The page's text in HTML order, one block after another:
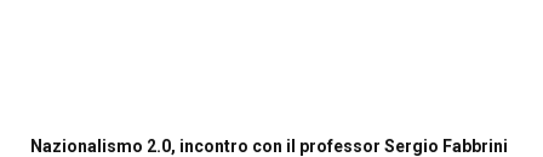
Nazionalismo 2.0, incontro con il professor Sergio Fabbrini